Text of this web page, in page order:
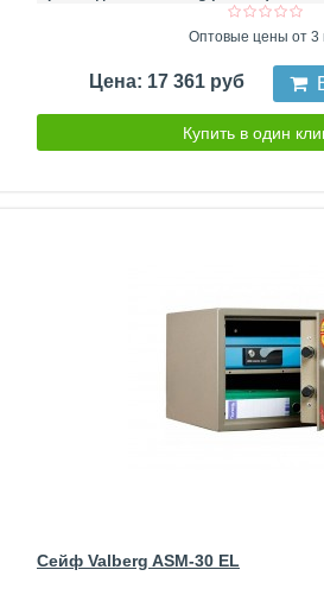
Оптовые цены от 3
Цена: 17 361 руб
Купить в один
Сейф Valberg ASM-30 EL